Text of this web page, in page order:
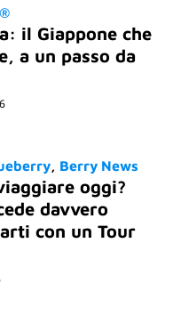
il Giappone che
a un passo da
Berry News
oggi?
davvero
con un Tour